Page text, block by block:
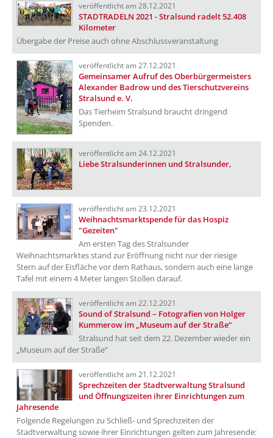
veröffentlicht am 28.12.2021
STADTRADELN 2021 - Stralsund radelt 52.408
Kilometer
Übergabe der Preise auch ohne Abschlussveranstaltung
veröffentlicht am 27.12.2021
Gemeinsamer Aufruf des Oberbürgermeisters
Alexander Badrow und des Tierschutzvereins
Stralsund e. V.
Das Tierheim Stralsund braucht dringend
Spenden.
veröffentlicht am 24.12.2021
Liebe Stralsunderinnen und Stralsunder,
veröffentlicht am 23.12.2021
Weihnachtsmarktspende für das Hospiz
"Gezeiten"
Am ersten Tag des Stralsunder
Weihnachtsmarktes stand zur Eröffnung nicht nur der riesige
Stern auf der Eisfläche vor dem Rathaus, sondern auch eine lange
Tafel mit einem 4 Meter langen Stollen darauf.
veröffentlicht am 22.12.2021
Sound of Stralsund – Fotografien von Holger
Kummerow im „Museum auf der Straße“
Stralsund hat seit dem 22. Dezember wieder ein
„Museum auf der Straße“
veröffentlicht am 21.12.2021
Sprechzeiten der Stadtverwaltung Stralsund
und Öffnungszeiten ihrer Einrichtungen zum
Jahresende
Folgende Regelungen zu Schließ- und Sprechzeiten der
Stadtverwaltung sowie ihrer Einrichtungen gelten zum Jahresende: